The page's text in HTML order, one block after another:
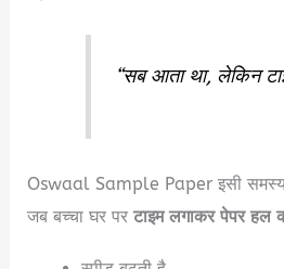
“सब आता था, लेकिन
Oswaal Sample Paper इसी
जब बच्चा घर परटाइम लगाकर पेपर हल